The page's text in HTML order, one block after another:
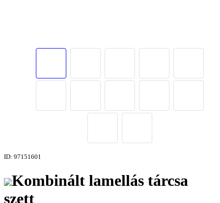
ID: 97151601
Kombinált lamellás tárcsa
szett